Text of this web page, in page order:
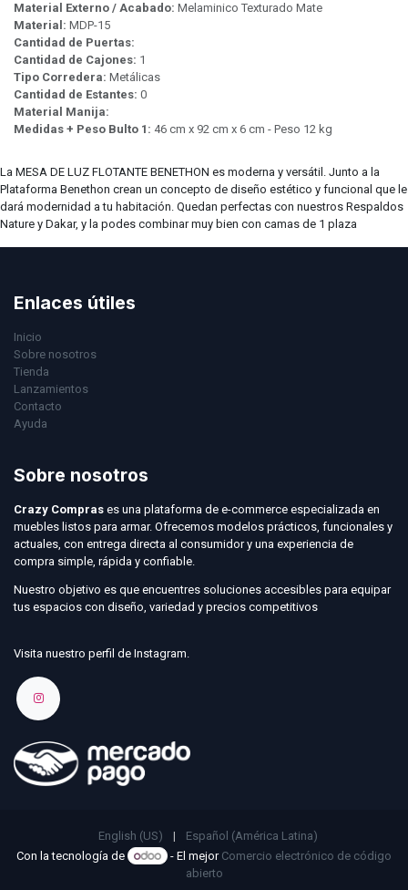
Material Externo / Acabado: Melaminico Texturado Mate
Material: MDP-15
Cantidad de Puertas:
Cantidad de Cajones: 1
Tipo Corredera: Metálicas
Cantidad de Estantes: 0
Material Manija:
Medidas + Peso Bulto 1: 46 cm x 92 cm x 6 cm - Peso 12 kg
La MESA DE LUZ FLOTANTE BENETHON es moderna y versátil. Junto a la
Plataforma Benethon crean un concepto de diseño estético y funcional que le
dará modernidad a tu habitación. Quedan perfectas con nuestros Respaldos
Nature y Dakar, y la podes combinar muy bien con camas de 1 plaza
Enlaces útiles
Inicio
Sobre nosotros
Tienda
Lanzamientos
Contacto
Ayuda
Sobre nosotros
Crazy Compras es una plataforma de e-commerce especializada en
muebles listos para armar. Ofrecemos modelos prácticos, funcionales y
actuales, con entrega directa al consumidor y una experiencia de
compra simple, rápida y confiable.
Nuestro objetivo es que encuentres soluciones accesibles para equipar
tus espacios con diseño, variedad y precios competitivos
Visita nuestro perfil de Instagram.
English (US) |
Español (América Latina)
Con la tecnología de
- El mejor Comercio electrónico de código
abierto